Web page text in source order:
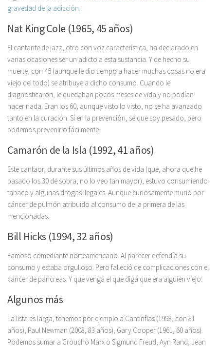
gravedad de la adicción.
Nat King Cole (1965, 45 años)
El cantante de jazz, otro con voz característica, ha declarado en
varias ocasiones ser un adicto a esta sustancia. Y de hecho su
muerte, con 45 (aunque le dio tiempo a hacer muchas cosas no era
viejo del todo) se atribuye a dicho consumo. Cuando le
diagnosticaron, le quedaban pocos meses de vida y no podían
hacer nada. Eran los 60, aunque visto lo visto, no se ha avanzado
tanto en la curación. Sí en la prevención, sé que soy pesado, pero
podemos prevenirlo fácilmente.
Camarón de la Isla (1992, 41 años)
Este cantaor, durante sus últimos años de vida (que, ahora que he
pasado los 30 de sobra, no lo veo tan mayor), estuvo consumiendo
tabaco y algunas drogas ilegales. Aunque curiosamente murió por
cáncer de pulmón atribuido al consumo de la primera de las
mencionadas.
Bill Hicks (1994, 32 años)
Famoso comediante norteamericano. Al parecer defendía su
consumo y estaba orgulloso. Pero falleció de complicaciones con el
cáncer de páncreas. Y que venga el que diga que era alguien viejo.
Algunos más
La lista es larga, tenemos por ejemplo a Cantinflas (1993, con 81
años), Paul Newman (2008, 83 años), Gary Cooper (1961, 60 años).
Podemos sumar a Groucho Marx o Sigmund Freud, Ayn Rand, Jean